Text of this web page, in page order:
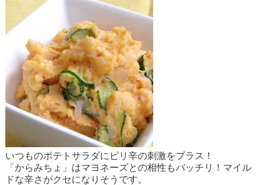
いつものポテトサラダにピリ辛の刺激をプラス！
「 からみちょ 」はマヨネーズとの相性もバッチリ！マイル
ドな辛さがクセになりそうです。